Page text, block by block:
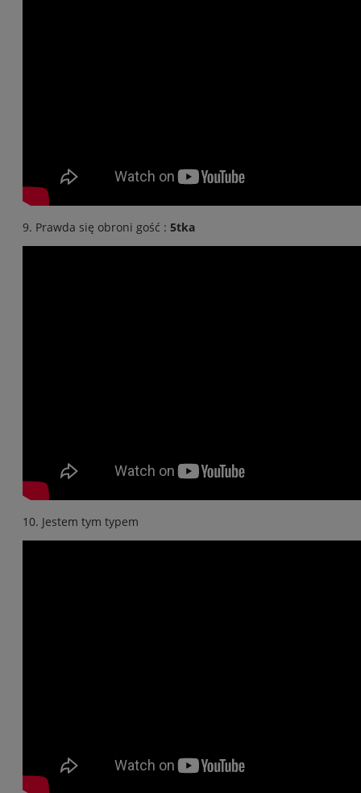
9. Prawda się obroni gość : 5tka
10. Jestem tym typem